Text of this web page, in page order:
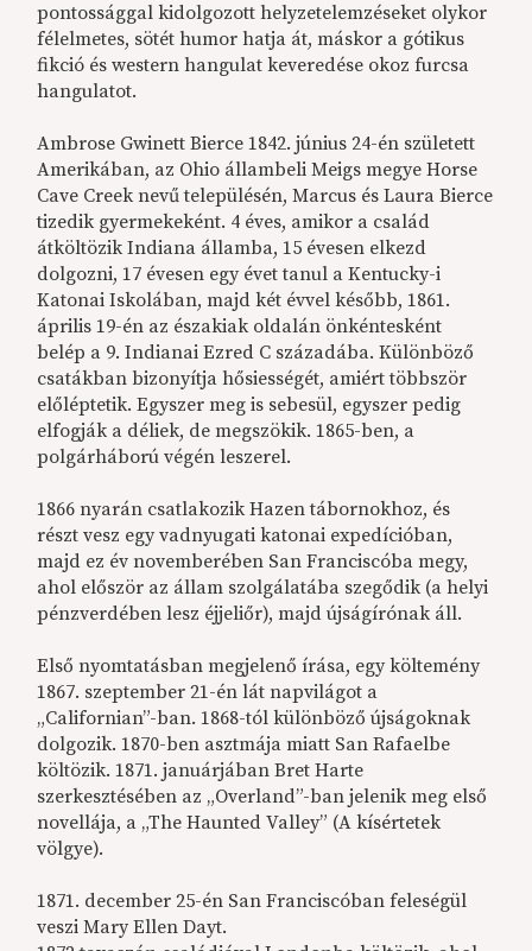
pontossággal kidolgozott helyzetelemzéseket olykor
félelmetes, sötét humor hatja át, máskor a gótikus
fikció és western hangulat keveredése okoz furcsa
hangulatot.
Ambrose Gwinett Bierce 1842. június 24-én született
Amerikában, az Ohio állambeli Meigs megye Horse
Cave Creek nevű településén, Marcus és Laura Bierce
tizedik gyermekeként. 4 éves, amikor a család
átköltözik Indiana államba, 15 évesen elkezd
dolgozni, 17 évesen egy évet tanul a Kentucky-i
Katonai Iskolában, majd két évvel később, 1861.
április 19-én az északiak oldalán önkéntesként
belép a 9. Indianai Ezred C századába. Különböző
csatákban bizonyítja hősiességét, amiért többször
előléptetik. Egyszer meg is sebesül, egyszer pedig
elfogják a déliek, de megszökik. 1865-ben, a
polgárháború végén leszerel.
1866 nyarán csatlakozik Hazen tábornokhoz, és
részt vesz egy vadnyugati katonai expedícióban,
majd ez év novemberében San Franciscóba megy,
ahol először az állam szolgálatába szegődik (a helyi
pénzverdében lesz éjjeliőr), majd újságírónak áll.
Első nyomtatásban megjelenő írása, egy költemény
1867. szeptember 21-én lát napvilágot a
„Californian”-ban. 1868-tól különböző újságoknak
dolgozik. 1870-ben asztmája miatt San Rafaelbe
költözik. 1871. januárjában Bret Harte
szerkesztésében az „Overland”-ban jelenik meg első
novellája, a „The Haunted Valley” (A kísértetek
völgye).
1871. december 25-én San Franciscóban feleségül
veszi Mary Ellen Dayt.